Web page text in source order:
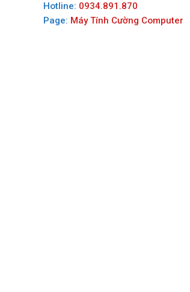
Hotline: 0934.891.870
Page: Máy Tính Cường Computer